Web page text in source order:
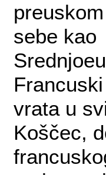
sebe kao
vrata u
Koščec,